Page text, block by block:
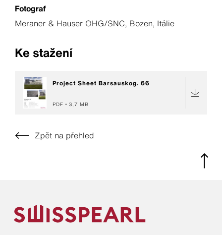
Fotograf
Meraner & Hauser OHG/SNC, Bozen, Itálie
Ke stažení
Project Sheet Barsauskog. 66
PDF 3,7 MB
Zpět na přehled